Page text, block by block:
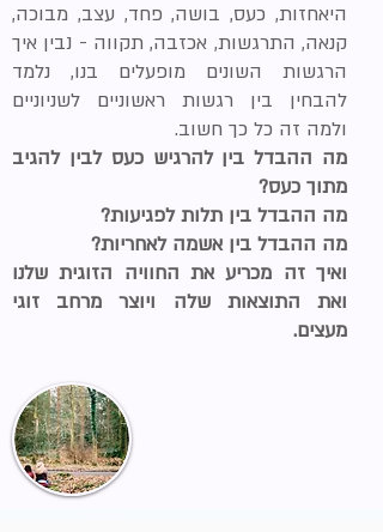
היאחזות, כעס, בושה, פחד, עצב, מבוכה,
קנאה, התרגשות, אכזבה, תקווה - נבין איך
הרגשות השונים מופעלים בנו, נלמד
להבחין בין רגשות ראשוניים לשניוניים
ולמה זה כל כך חשוב.
מה ההבדל בין להרגיש כעס לבין להגיב
מתוך כעס?
מה ההבדל בין תלות לפגיעות?
מה ההבדל בין אשמה לאחריות?
ואיך זה מכריע את החוויה הזוגית שלנו
ואת התוצאות שלה ויוצר מרחב זוגי
מעצים.